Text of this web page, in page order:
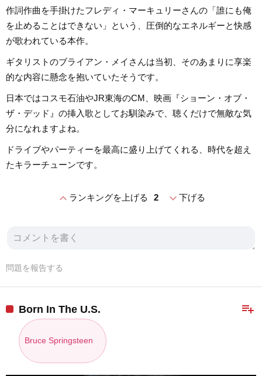
作詞作曲を手掛けたフレディ・マーキュリーさんの「誰にも俺
を止めることはできない」という、圧倒的なエネルギーと快感
が歌われている本作。
ギタリストのブライアン・メイさんは当初、そのあまりに享楽
的な内容に懸念を抱いていたそうです。
日本ではコスモ石油やJR東海のCM、映画『ショーン・オブ・
ザ・デッド』の挿入歌としてお馴染みで、聴くだけで無敵な気
分になれますよね。
ドライブやパーティーを最高に盛り上げてくれる、時代を超え
たキラーチューンです。
expand_lessランキングを上げる 2 expand_more下げる
問題を報告する
playlist_add
Born In The U.S.
Bruce Springsteen